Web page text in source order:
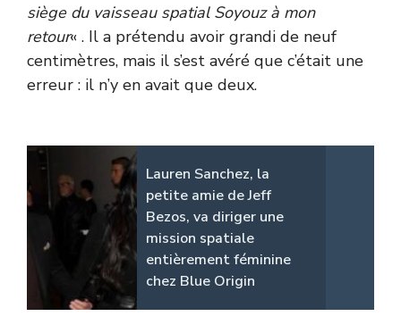
siège du vaisseau spatial Soyouz à mon
retour« . Il a prétendu avoir grandi de neuf
centimètres, mais il s’est avéré que c’était une
erreur : il n’y en avait que deux.
Lauren Sanchez, la
petite amie de Jeff
Bezos, va diriger une
mission spatiale
entièrement féminine
chez Blue Origin